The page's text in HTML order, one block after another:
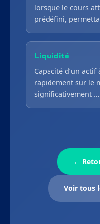
lorsque le cours
prédéfini,
Liquidité
Capacité d’un
rapidement sur le
significativement …
←
Voir tous